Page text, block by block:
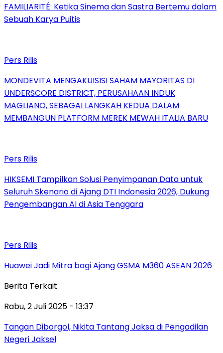
FAMILIARITÉ: Ketika Sinema dan Sastra Bertemu dalam
Sebuah Karya Puitis
Pers Rilis
MONDEVITA MENGAKUISISI SAHAM MAYORITAS DI
UNDERSCORE DISTRICT, PERUSAHAAN INDUK
MAGLIANO, SEBAGAI LANGKAH KEDUA DALAM
MEMBANGUN PLATFORM MEREK MEWAH ITALIA BARU
Pers Rilis
HIKSEMI Tampilkan Solusi Penyimpanan Data untuk
Seluruh Skenario di Ajang DTI Indonesia 2026, Dukung
Pengembangan AI di Asia Tenggara
Pers Rilis
Huawei Jadi Mitra bagi Ajang GSMA M360 ASEAN 2026
Berita Terkait
Rabu, 2 Juli 2025 - 13:37
Tangan Diborgol, Nikita Tantang Jaksa di Pengadilan
Negeri Jaksel